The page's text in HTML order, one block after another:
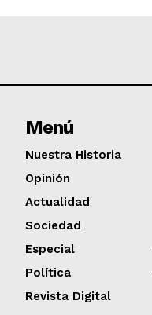
Menú
Nuestra Historia
Opinión
Actualidad
Sociedad
Especial
Política
Revista Digital